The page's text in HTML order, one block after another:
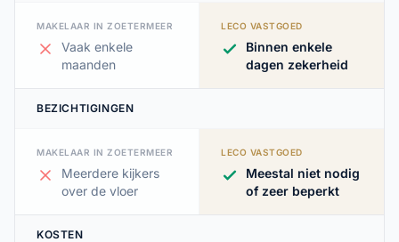
MAKELAAR IN ZOETERMEER
Vaak enkele
maanden
LECO VASTGOED
Binnen enkele
dagen zekerheid
BEZICHTIGINGEN
MAKELAAR IN ZOETERMEER
Meerdere kijkers
over de vloer
LECO VASTGOED
Meestal niet nodig
of zeer beperkt
KOSTEN